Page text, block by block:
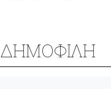
ΔΗΜΟΦΙΛΗ